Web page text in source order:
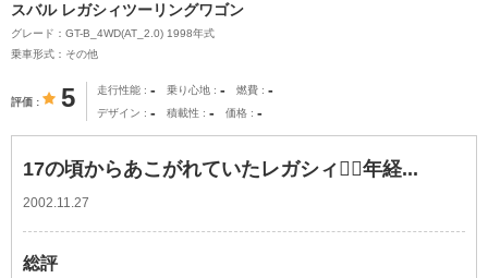
スバル レガシィツーリングワゴン
グレード：GT-B_4WD(AT_2.0) 1998年式
乗車形式：その他
評価 5 走行性能 - 乗り心地 - 燃費 -
デザイン - 積載性 - 価格 -
17の頃からあこがれていたレガシィ３年経...
2002.11.27
総評